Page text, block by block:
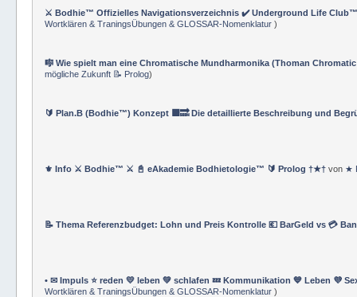
⚔️ Bodhie™ Offizielles Navigationsverzeichnis ✔️ Underground Life Club™
Wortklären & TraningsÜbungen & GLOSSAR-Nomenklatur)
🎼 Wie spielt man eine Chromatische Mundharmonika (Thoman
mögliche Zukunft 📝 Prolog)
🔰 Plan.B (Bodhie™) Konzept 🟪🔜 Die detaillierte Beschreibung und
⚜ Info ⚔ Bodhie™ ⚔ 📓 eAkademie Bodhietologie™ 🔰 Prolog †★†von ★
📝 Thema Referenzbudget: Lohn und Preis Kontrolle 💶 BarGeld vs 💳
• ✉ Impuls ⭐️ reden 💛 leben 💚 schlafen 💤 Kommunikation 💙 Leben 💜
Wortklären & TraningsÜbungen & GLOSSAR-Nomenklatur)